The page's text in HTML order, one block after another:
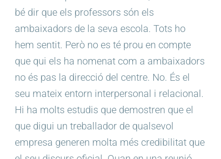
bé dir que els professors són els
ambaixadors de la seva escola. Tots ho
hem sentit. Però no es té prou en compte
que qui els ha nomenat com a ambaixadors
no és pas la direcció del centre. No. És el
seu mateix entorn interpersonal i relacional.
Hi ha molts estudis que demostren que el
que digui un treballador de qualsevol
empresa generen molta més credibilitat que